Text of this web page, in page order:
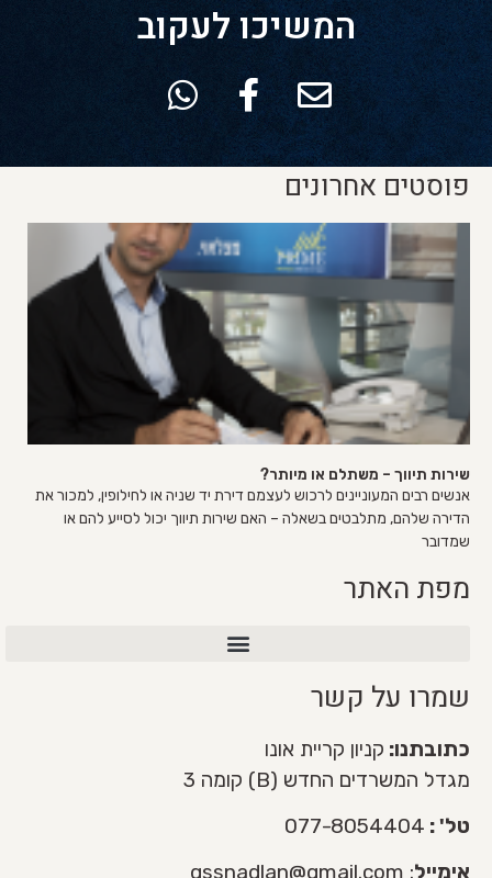
המשיכו לעקוב
פוסטים אחרונים
שירות תיווך – משתלם או מיותר?
אנשים רבים המעוניינים לרכוש לעצמם דירת יד שניה או לחילופין, למכור את
הדירה שלהם, מתלבטים בשאלה – האם שירות תיווך יכול לסייע להם או
שמדובר
מפת האתר
שמרו על קשר
כתובתנו: קניון קריית אונו
מגדל המשרדים החדש (B) קומה 3
טל' : 077-8054404
אימייל:
gssnadlan@gmail.com